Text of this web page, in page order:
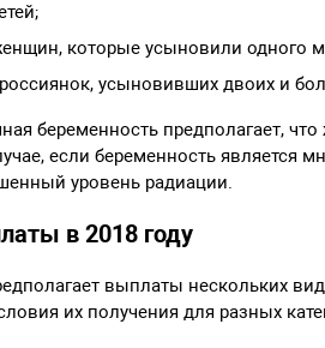
которые усыновили одного
усыновивших двоих и
беременность предполагает,
если беременность является
уровень радиации.
в 2018 году
выплаты нескольких
их получения для разных